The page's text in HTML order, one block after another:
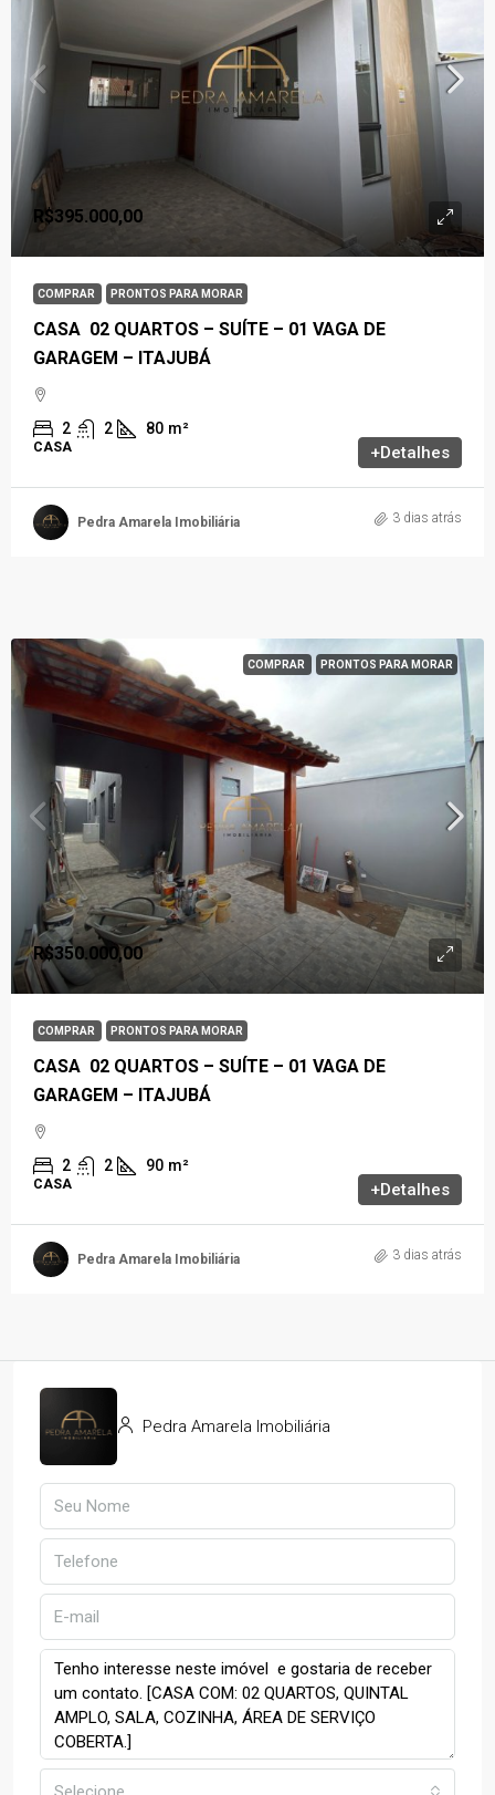
R$395.000,00
COMPRAR PRONTOS PARA MORAR
CASA 02 QUARTOS – SUÍTE – 01 VAGA DE
GARAGEM – ITAJUBÁ
2 2 80 m²
CASA +Detalhes
Pedra Amarela Imobiliária 3 dias atrás
COMPRAR PRONTOS PARA MORAR
R$350.000,00
COMPRAR PRONTOS PARA MORAR
CASA 02 QUARTOS – SUÍTE – 01 VAGA DE
GARAGEM – ITAJUBÁ
2 2 90 m²
CASA +Detalhes
Pedra Amarela Imobiliária 3 dias atrás
Pedra Amarela Imobiliária